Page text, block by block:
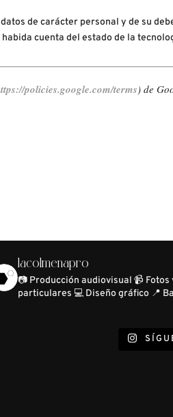
de carácter personal y de su
cuenta del estado de la
policies.google.com/terms) de
lacolmenapro
📷 Producción audiovisual 📹
particulares 💻 Diseño gráfico 📍